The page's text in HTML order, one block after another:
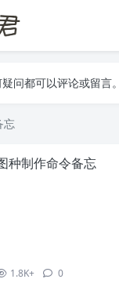
问都可以评论或留言
问都可以评论或留言。
忘
种制作命令备忘
1.8K+ 0